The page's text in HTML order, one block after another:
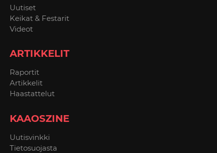
Uutiset
Keikat & Festarit
Videot
ARTIKKELIT
Raportit
Artikkelit
Haastattelut
KAAOSZINE
Uutisvinkki
Tietosuojasta